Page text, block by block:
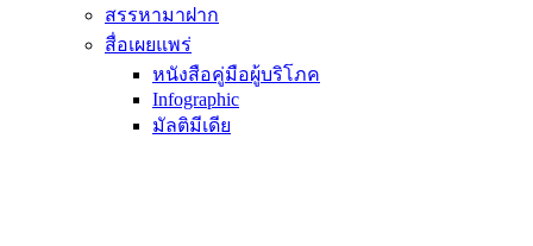
สรรหามาฝาก
สื่อเผยแพร่
หนังสือคู่มือผู้บริโภค
Infographic
มัลติมีเดีย